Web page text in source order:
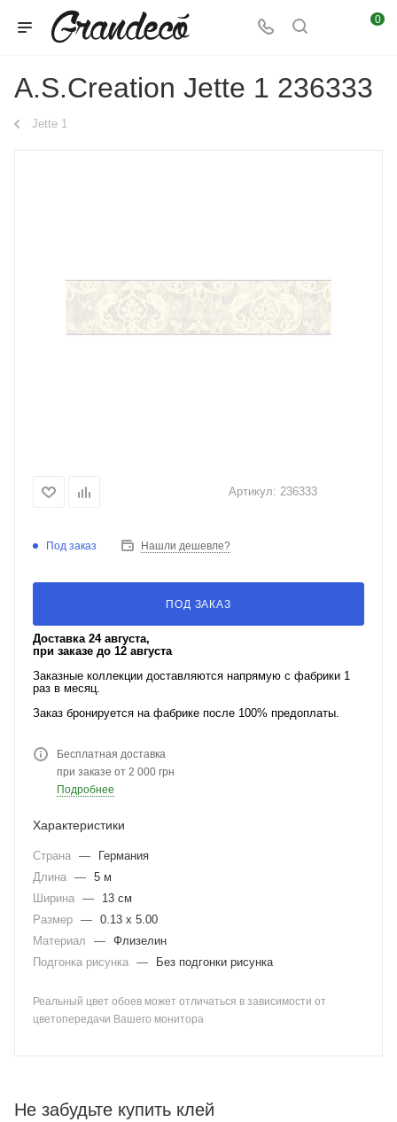
0
A.S.Creation Jette 1 236333
Jette 1
Артикул: 236333
Под заказ Нашли дешевле?
ПОД ЗАКАЗ
Доставка 24 августа,
при заказе до 12 августа
Заказные коллекции доставляются напрямую с фабрики 1
раз в месяц.
Заказ бронируется на фабрике после 100% предоплаты.
Бесплатная доставка
при заказе от 2 000 грн
Подробнее
Характеристики
Страна —
Германия
Длина — 5 м
Ширина —
13 см
Размер — 0.13 x 5.00
Материал
— Флизелин
Подгонка рисунка — Без подгонки рисунка
Реальный цвет обоев может отличаться в зависимости от
цветопередачи Вашего монитора
Не забудьте купить клей